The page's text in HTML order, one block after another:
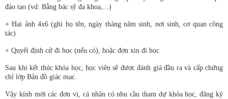
đào tạo (vd: Bằng bác sỹ đa khoa,...)
+ Hai ảnh 4x6 (ghi họ tên, ngày tháng năm sinh, nơi sinh, cơ quan công
tác)
+ Quyết định cử đi học (nếu có), hoặc đơn xin đi học
Sau khi kết thúc khóa học, học viên sẽ được đánh giá đầu ra và cấp chứng
chỉ lớp Bản đồ giác mạc.
Vậy kính mời các đơn vị, cá nhân có nhu cầu tham dự khóa học, đăng ký